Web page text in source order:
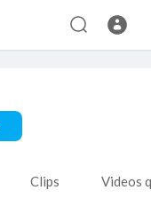
Clips Videos